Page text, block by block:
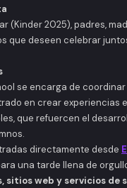
(Kinder 2025), padres,
que deseen celebrar
se encarga de
en crear experiencias
que refuercen el
directamente desde
una tarde llena de
sitios web y servicios de